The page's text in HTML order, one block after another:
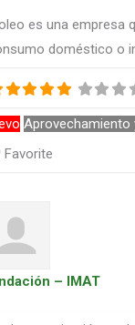
es una empresa
doméstico o
Aprovechamiento
Favorite
– IMAT